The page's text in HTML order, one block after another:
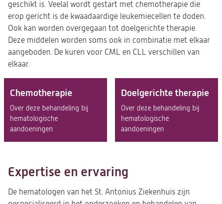
geschikt is. Veelal wordt gestart met chemotherapie die
erop gericht is de kwaadaardige leukemiecellen te doden.
Ook kan worden overgegaan tot doelgerichte therapie.
Deze middelen worden soms ook in combinatie met elkaar
aangeboden. De kuren voor CML en CLL verschillen van
elkaar.
Chemotherapie
Over deze behandeling bij
hematologische
aandoeningen
Doelgerichte therapie
Over deze behandeling bij
hematologische
aandoeningen
Expertise en ervaring
De hematologen van het St. Antonius Ziekenhuis zijn